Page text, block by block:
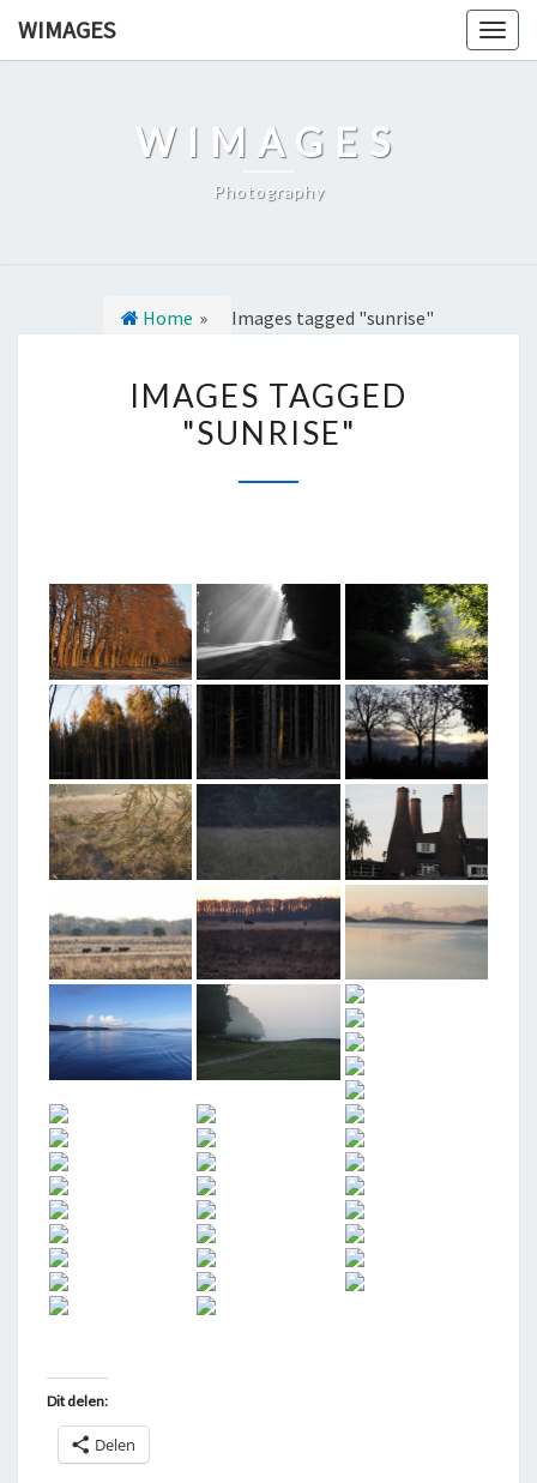
GaWIMAGES
WIMAGES
Photography
Home » Images tagged "sunrise"
M
A
A
G
G
D
"
S
U
R
I
S
E
IMAGES TAGGED
"SUNRISE"
Dit delen:
Delen